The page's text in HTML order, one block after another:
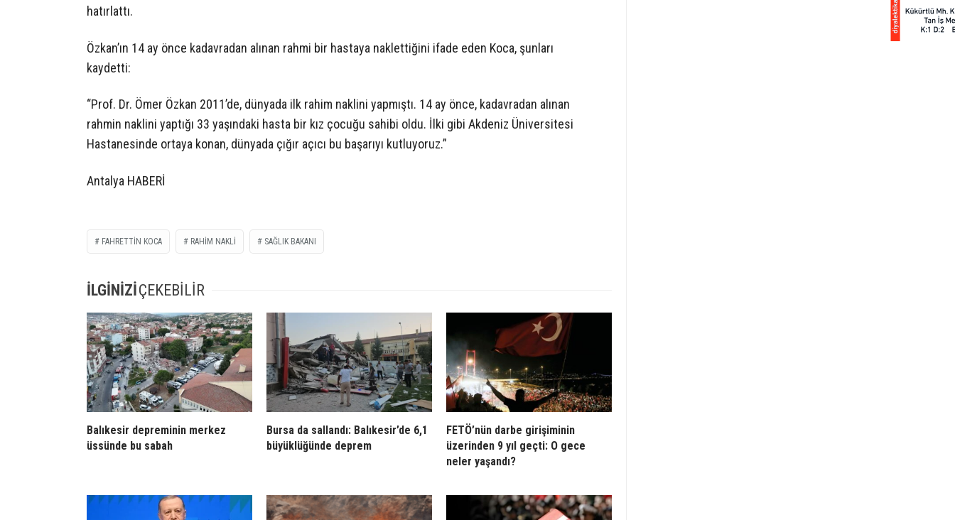
hatırlattı.
Özkan’ın 14 ay önce kadavradan alınan rahmi bir hastaya naklettiğini ifade eden Koca, şunları
kaydetti:
“Prof. Dr. Ömer Özkan 2011’de, dünyada ilk rahim naklini yapmıştı. 14 ay önce, kadavradan alınan
rahmin naklini yaptığı 33 yaşındaki hasta bir kız çocuğu sahibi oldu. İlki gibi Akdeniz Üniversitesi
Hastanesinde ortaya konan, dünyada çığır açıcı bu başarıyı kutluyoruz.”
Antalya HABERİ
FAHRETTIN KOCA RAHIM NAKLI SAĞLIK BAKANI
İLGİNİZİÇEKEBİLİR
Balıkesir depreminin merkez
üssünde bu sabah
Bursa da sallandı: Balıkesir’de 6,1
büyüklüğünde deprem
FETÖ’nün darbe girişiminin
üzerinden 9 yıl geçti: O gece
neler yaşandı?